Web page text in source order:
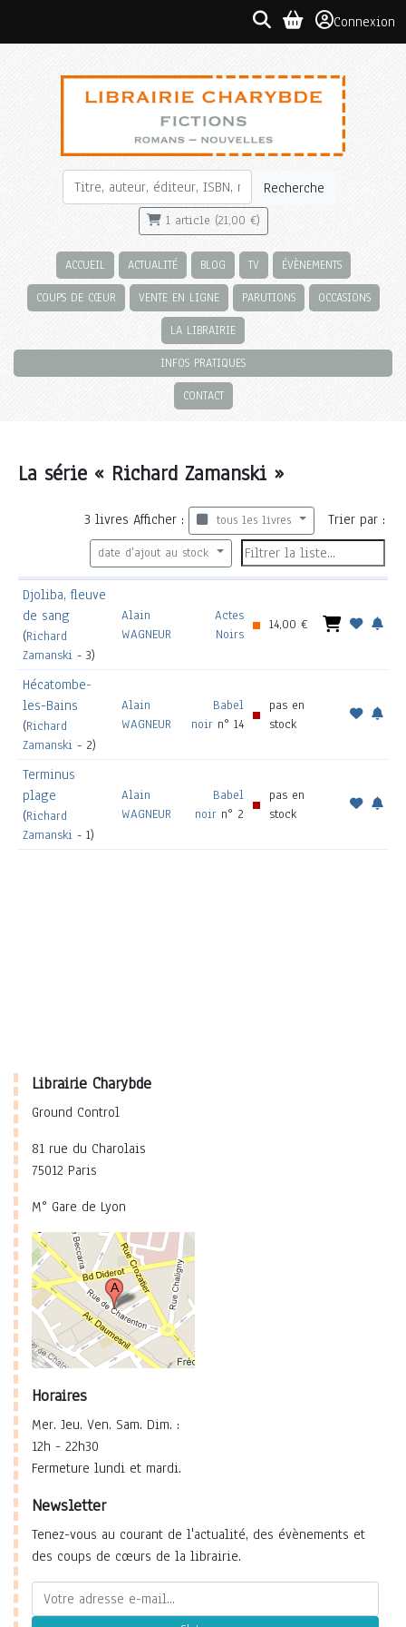
Connexion
Recherche
1 article (21,00 €)
ACCUEIL ACTUALITÉ BLOG TV ÉVÈNEMENTS
COUPS DE CŒUR VENTE EN LIGNE PARUTIONS OCCASIONS
LA LIBRAIRIE
INFOS PRATIQUES
CONTACT
La série « Richard Zamanski »
3 livresAfficher : tous les livres Trier par :
date d'ajout au stock
Djoliba, fleuve
de sang
(Richard
Zamanski - 3)
Alain
WAGNEUR
Actes
Noirs
14,00 €
Hécatombe-
les-Bains
(Richard
Zamanski - 2)
Alain
WAGNEUR
Babel
noir n° 14
pas en
stock
Terminus
plage
(Richard
Zamanski - 1)
Alain
WAGNEUR
Babel
noir n° 2
pas en
stock
Librairie Charybde
Ground Control
81 rue du Charolais
75012 Paris
M° Gare de Lyon
Horaires
Mer. Jeu. Ven. Sam. Dim. :
12h - 22h30
Fermeture lundi et mardi.
Newsletter
Tenez-vous au courant de l'actualité, des évènements et
des coups de cœurs de la librairie.